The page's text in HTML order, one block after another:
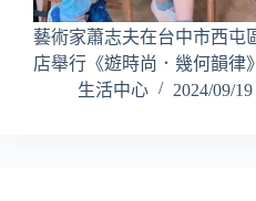
藝術家蕭志夫在台中市西屯
店舉行《遊時尚．幾何韻律
生活中心
2024/09/19